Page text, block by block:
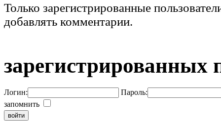
Только зарегистрированные
добавлять комментарии.
зарегистрированных
Логин:
Пароль:
запомнить